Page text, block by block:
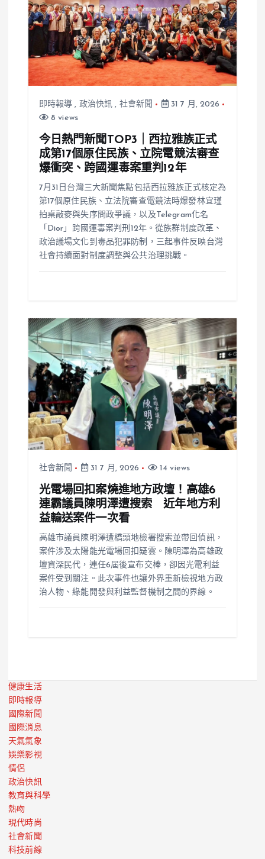
即時報導 , 政治快訊 , 社會新聞
31 7 月, 2026
8 views
今日熱門新聞TOP3｜西拉雅族正式
成第17個原住民族、立院電競法審查
爆衝突、跨國運毒案重判12年
7月31日台灣三大新聞焦點包括西拉雅族正式核定為
第17個原住民族、立法院審查電競法時爆發林宜瑾
拍桌敲麥與失序問政爭議，以及Telegram化名
「Dior」跨國運毒案判刑12年。從族群制度改革、
政治議場文化到毒品犯罪防制，三起事件反映台灣
社會持續面對制度調整與公共治理挑戰。
社會新聞 31 7 月, 2026 14 views
光電場回扣案燒進地方政壇！高雄6
連霸議員陳明澤遭搜索 近年地方利
益輸送案件一次看
高雄市議員陳明澤遭橋頭地檢署搜索並帶回偵訊，
案件涉及太陽能光電場回扣疑雲。陳明澤為高雄政
壇資深民代，連任6屆後宣布交棒，卻因光電利益
案件受到關注。此次事件也讓外界重新檢視地方政
治人物、綠能開發與利益監督機制之間的界線。
健康生活
即時報導
國際新聞
國際消息
天氣氣象
娛樂影視
情侶
政治快訊
教育與科學
熱吻
現代時尚
社會新聞
科技前線